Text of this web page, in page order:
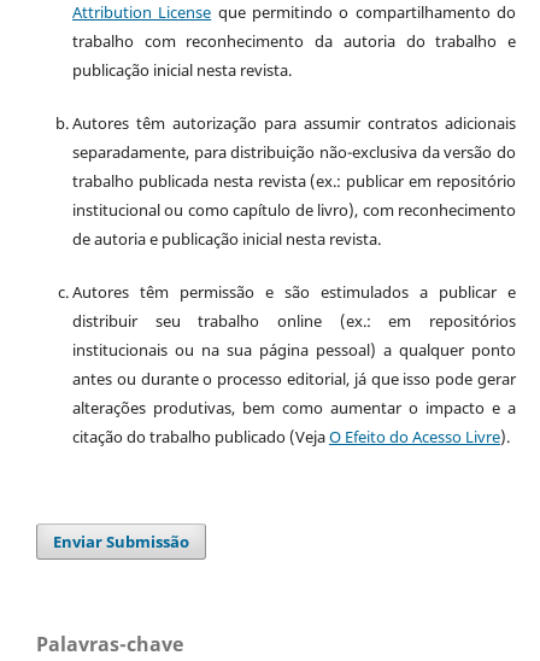
Attribution License que permitindo o compartilhamento do
trabalho com reconhecimento da autoria do trabalho e
publicação inicial nesta revista.
Autores têm autorização para assumir contratos adicionais
separadamente, para distribuição não-exclusiva da versão do
trabalho publicada nesta revista (ex.: publicar em repositório
institucional ou como capítulo de livro), com reconhecimento
de autoria e publicação inicial nesta revista.
Autores têm permissão e são estimulados a publicar e
distribuir seu trabalho online (ex.: em repositórios
institucionais ou na sua página pessoal) a qualquer ponto
antes ou durante o processo editorial, já que isso pode gerar
alterações produtivas, bem como aumentar o impacto e a
citação do trabalho publicado (VejaO Efeito do Acesso Livre).
Enviar Submissão
Palavras-chave